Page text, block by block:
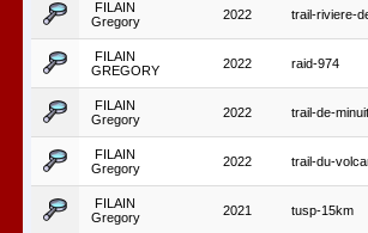
FILAIN
Gregory
2022 trail-riviere-
FILAIN
GREGORY
2022 raid-974
FILAIN
Gregory
2022 trail-de-minuit
FILAIN
Gregory
2022 trail-du-
FILAIN
Gregory
2021 tusp-15km